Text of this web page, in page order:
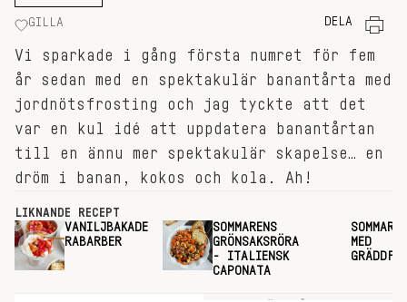
GILLA DELA
Vi sparkade i gång första numret för fem
år sedan med en spektakulär banantårta med
jordnötsfrosting och jag tyckte att det
var en kul idé att uppdatera banantårtan
till en ännu mer spektakulär skapelse… en
dröm i banan, kokos och kola. Ah!
LIKNANDE RECEPT
VANILJBAKADE
RABARBER
SOMMARENS
GRÖNSAKSRÖRA
- ITALIENSK
CAPONATA
MED